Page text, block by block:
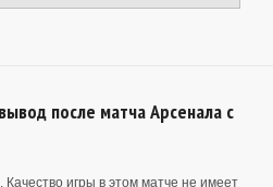
после матча Арсенала с
Качество игры в этом матче не имеет